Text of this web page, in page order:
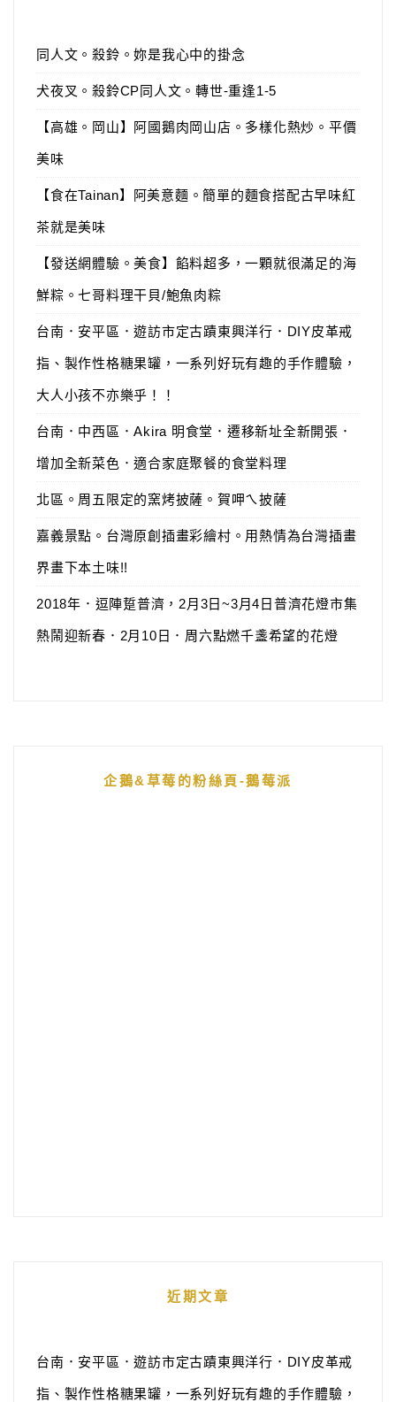
同人文。殺鈴。妳是我心中的掛念
犬夜叉。殺鈴CP同人文。轉世-重逢1-5
【高雄。岡山】阿國鵝肉岡山店。多樣化熱炒。平價
美味
【食在Tainan】阿美意麵。簡單的麵食搭配古早味紅
茶就是美味
【發送網體驗。美食】餡料超多，一顆就很滿足的海
鮮粽。七哥料理干貝/鮑魚肉粽
台南．安平區．遊訪市定古蹟東興洋行．DIY皮革戒
指、製作性格糖果罐，一系列好玩有趣的手作體驗，
大人小孩不亦樂乎！！
台南．中西區．Akira 明食堂．遷移新址全新開張．
增加全新菜色．適合家庭聚餐的食堂料理
北區。周五限定的窯烤披薩。賀呷ㄟ披薩
嘉義景點。台灣原創插畫彩繪村。用熱情為台灣插畫
界畫下本土味!!
2018年．逗陣踅普濟，2月3日~3月4日普濟花燈市集
熱鬧迎新春．2月10日．周六點燃千盞希望的花燈
企鵝&草莓的粉絲頁-鵝莓派
近期文章
台南．安平區．遊訪市定古蹟東興洋行．DIY皮革戒
指、製作性格糖果罐，一系列好玩有趣的手作體驗，